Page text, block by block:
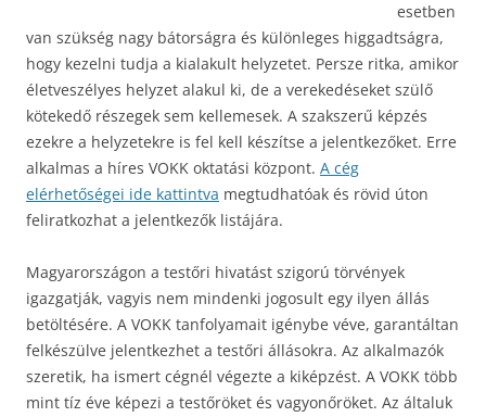
esetben
van szükség nagy bátorságra és különleges higgadtságra,
hogy kezelni tudja a kialakult helyzetet. Persze ritka, amikor
életveszélyes helyzet alakul ki, de a verekedéseket szülő
kötekedő részegek sem kellemesek. A szakszerű képzés
ezekre a helyzetekre is fel kell készítse a jelentkezőket. Erre
alkalmas a híres VOKK oktatási központ. A cég
elérhetőségei ide kattintva megtudhatóak és rövid úton
feliratkozhat a jelentkezők listájára.
Magyarországon a testőri hivatást szigorú törvények
igazgatják, vagyis nem mindenki jogosult egy ilyen állás
betöltésére. A VOKK tanfolyamait igénybe véve, garantáltan
felkészülve jelentkezhet a testőri állásokra. Az alkalmazók
szeretik, ha ismert cégnél végezte a kiképzést. A VOKK több
mint tíz éve képezi a testőröket és vagyonőröket. Az általuk